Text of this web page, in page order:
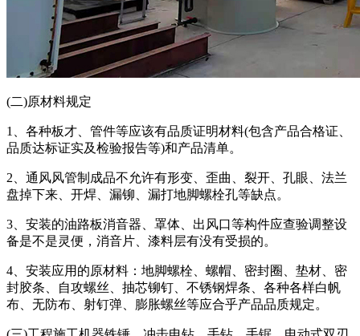
(二)原材料规定
1、各种板才、管件等应该有品质证明材料(包含产品合格证、
品质达标证实及检验报告等)和产品清单。
2、通风风管制成品不允许有形变、歪曲、裂开、孔眼、法兰
盘掉下来、开焊、漏铆、漏打地脚螺栓孔等缺点。
3、安装的油路板消音器、罩体、出风口等构件应查验调整设
备是不是灵便，消音片、漆料层有没有受损的。
4、安装应用的原材料：地脚螺栓、螺帽、密封圈、垫材、密
封胶条、自攻螺丝、抽芯铆钉、不锈钢焊条、各种各样白帆
布、无防布、射钉弹、膨胀螺丝等应合乎产品品质规定。